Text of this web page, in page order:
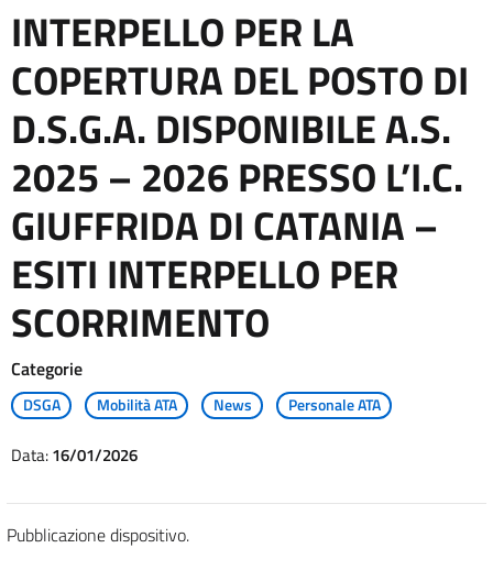
INTERPELLO PER LA
COPERTURA DEL POSTO DI
D.S.G.A. DISPONIBILE A.S.
2025 – 2026 PRESSO L’I.C.
GIUFFRIDA DI CATANIA –
ESITI INTERPELLO PER
SCORRIMENTO
Categorie
DSGA Mobilità ATA News Personale ATA
Data:16/01/2026
Pubblicazione dispositivo.